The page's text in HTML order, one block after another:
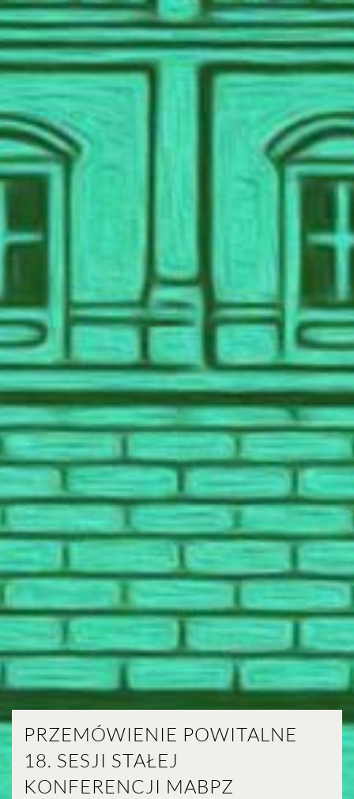
PRZEMÓWIENIE POWITALNE
18. SESJI STAŁEJ
KONFERENCJI MABPZ